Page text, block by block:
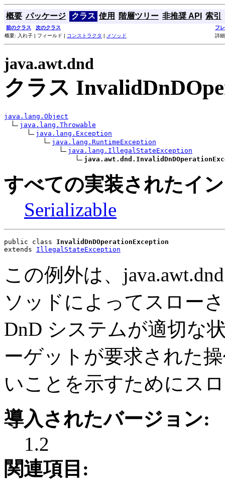
概要 パッケージ クラス 使用 階層ツリー 非推奨 API 索引
前のクラス 次のクラス
フ
概要: 入れ子 | フィールド | コンストラクタ | メソッド 詳
java.awt.dnd
クラス
java.lang.Object
java.lang.Throwable
java.lang.Exception
java.lang.RuntimeException
java.lang.IllegalStateException
すべての実装されたイ
Serializable
public class InvalidDnDOperationException
extends IllegalStateException
この例外は、
ソッドによってスロー
DnD システムが適切な
ーゲットが要求された
いことを示すためにス
導入されたバージョン:
1.2
関連項目: